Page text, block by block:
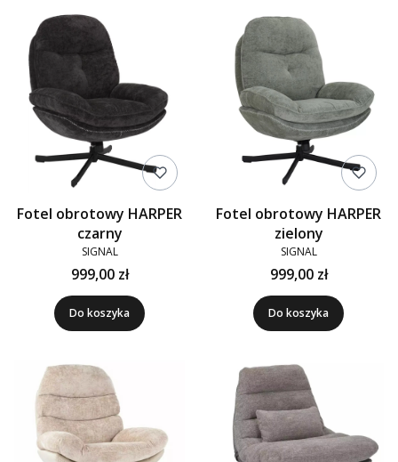
Fotel obrotowy HARPER
czarny
SIGNAL
999,00 zł
Do koszyka
Fotel obrotowy HARPER
zielony
SIGNAL
999,00 zł
Do koszyka